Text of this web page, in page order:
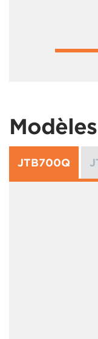
JTB700Q